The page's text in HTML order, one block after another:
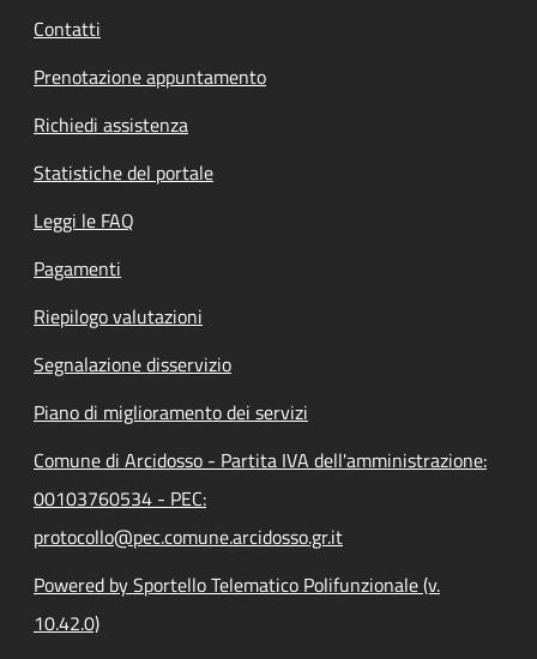
Contatti
Prenotazione appuntamento
Richiedi assistenza
Statistiche del portale
Leggi le FAQ
Pagamenti
Riepilogo valutazioni
Segnalazione disservizio
Piano di miglioramento dei servizi
Comune di Arcidosso - Partita IVA dell'amministrazione:
00103760534 - PEC:
protocollo@pec.comune.arcidosso.gr.it
Powered by Sportello Telematico Polifunzionale (v.
10.42.0)